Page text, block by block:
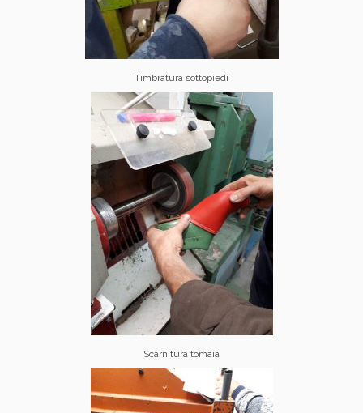
Timbratura sottopiedi
Scarnitura tomaia